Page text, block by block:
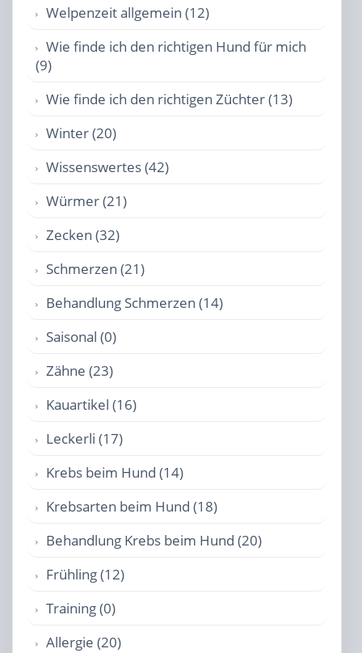
Welpenzeit allgemein (12)
Wie finde ich den richtigen Hund für mich
(9)
Wie finde ich den richtigen Züchter (13)
Winter (20)
Wissenswertes (42)
Würmer (21)
Zecken (32)
Schmerzen (21)
Behandlung Schmerzen (14)
Saisonal (0)
Zähne (23)
Kauartikel (16)
Leckerli (17)
Krebs beim Hund (14)
Krebsarten beim Hund (18)
Behandlung Krebs beim Hund (20)
Frühling (12)
Training (0)
Allergie (20)